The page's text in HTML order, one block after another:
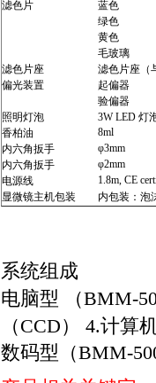
滤色片
蓝色
绿色
黄色
毛玻璃
滤色片座
滤色片座（
偏光装置
起偏器
验偏器
照明灯泡
3W LED 灯
香柏油
8ml
内六角扳手
φ3mm
内六角扳手
φ2mm
电源线
1.8m, CE
显微镜主机包装
内包装：泡
系统组成
电脑型 （BMM-
（CCD） 4.计算
数码型（BMM-